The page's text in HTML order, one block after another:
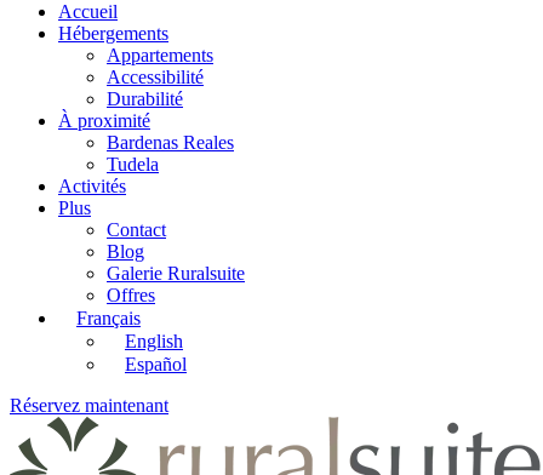
Accueil
Hébergements
Appartements
Accessibilité
Durabilité
À proximité
Bardenas Reales
Tudela
Activités
Plus
Contact
Blog
Galerie Ruralsuite
Offres
Français
English
Español
Réservez maintenant